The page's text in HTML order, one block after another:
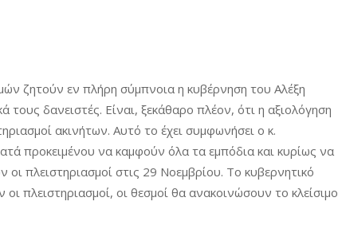
ζητούν εν πλήρη σύμπνοια η κυβέρνηση του Αλέξη
τους δανειστές. Είναι, ξεκάθαρο πλέον, ότι η αξιολόγηση
ακινήτων. Αυτό το έχει συμφωνήσει ο κ.
προκειμένου να καμφούν όλα τα εμπόδια και κυρίως να
πλειστηριασμοί στις 29 Νοεμβρίου. Το κυβερνητικό
οι πλειστηριασμοί, οι θεσμοί θα ανακοινώσουν το κλείσιμο